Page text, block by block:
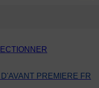
PREMIERE FR